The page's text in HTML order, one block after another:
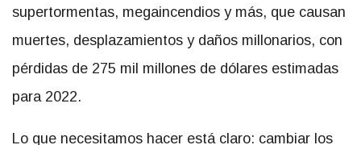
supertormentas, megaincendios y más, que causan
muertes, desplazamientos y daños millonarios, con
pérdidas de 275 mil millones de dólares estimadas
para 2022.
Lo que necesitamos hacer está claro: cambiar los